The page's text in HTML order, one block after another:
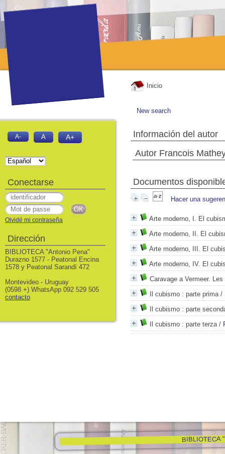
Inicio
New search
Información del autor
Autor Francois
Documentos
Hacer una
Arte moderno, I. El
Arte moderno, II. El
Arte moderno, III. El
Arte moderno, IV. El
Caravage a Vermeer.
Il cubismo : parte prima/
Il cubismo : parte
Il cubismo : parte terza/
BIBLIOTECA
A- A A+
Conectarse
Olvidé mi contraseña
Dirección
BIBLIOTECA "Antonio Pena"
Durazno 1577 - Peatonal Encina
1578 y Peatonal Sarandí 472
Montevideo - Uruguay
(0598 +) WhatsApp 092 529 505
contacto